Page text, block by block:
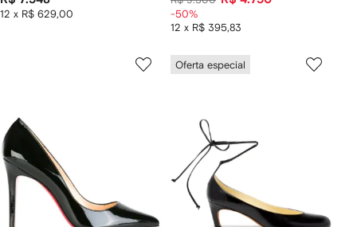
12 x R$ 629,00
12 x R$ 395,83
-50%
Oferta especial